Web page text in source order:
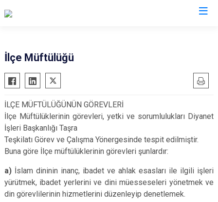
Büyükorhan
Gemlik
Gürsu
Harmancık
İnegöl
İznik
Karacabey
Keles
Kestel
Nilüfer
Orhaneli
Orhangazi
Osmangazi
Yenişehir
Yıldırım
İlçe Müftülüğü
İLÇE MÜFTÜLÜĞÜNÜN GÖREVLERİ
İlçe Müftülüklerinin görevleri, yetki ve sorumlulukları Diyanet
İşleri Başkanlığı Taşra
Teşkilatı Görev ve Çalışma Yönergesinde tespit edilmiştir.
Buna göre İlçe müftülüklerinin görevleri şunlardır:
a) İslam dininin inanç, ibadet ve ahlak esasları ile ilgili işleri
yürütmek, ibadet yerlerini ve dini müesseseleri yönetmek ve
din görevlilerinin hizmetlerini düzenleyip denetlemek.